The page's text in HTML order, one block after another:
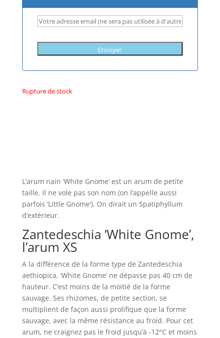
Envoyer
Rupture de stock
L’arum nain ‘White Gnome’ est un arum de petite
taille. Il ne vole pas son nom (on l’appelle aussi
parfois ‘Little Gnome’). On dirait un Spatiphyllum
d’extérieur.
Zantedeschia ‘White Gnome’,
l’arum XS
A la différence de la forme type de Zantedeschia
aethiopica, ‘White Gnome’ ne dépasse pas 40 cm de
hauteur. C’est moins de la moitié de la forme
sauvage. Ses rhizomes, de petite section, se
multiplient de façon aussi prolifique que la forme
sauvage, avec la même résistance au froid. Pour cet
arum, ne craignez pas le froid jusqu’à -12°C et moins